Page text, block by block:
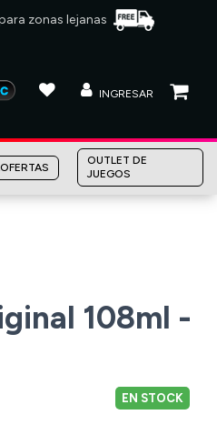
zonas lejanas
INGRESAR
OUTLET DE
JUEGOS
108ml -
EN STOCK